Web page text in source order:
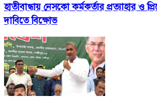
হাতীবান্ধায় নেসকো কর্মকর্তার প্রত্যাহার ও
দাবিতে বিক্ষোভ